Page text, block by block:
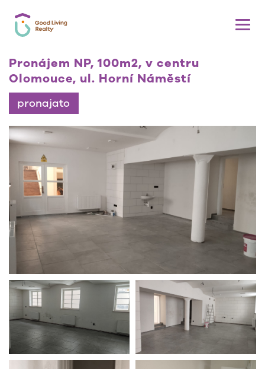
Pronájem NP, 100m2, v centru
Olomouce, ul. Horní Náměstí
pronajato